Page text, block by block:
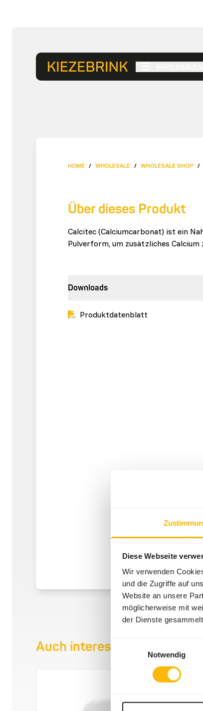
Diese Webseite
Wir verwenden
und die Zugriffe auf
Website an unsere
möglicherweise mit
der Dienste
Notwendig
HOME / WHOLESALE / WHOLESALE SHOP /
Über dieses Produkt
Calcitec (Calciumcarbonat) ist ein
Pulverform, um zusätzliches Calcium
Downloads
Produktdatenblatt
Auch interessant